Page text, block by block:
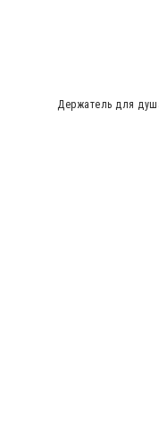
Держатель для